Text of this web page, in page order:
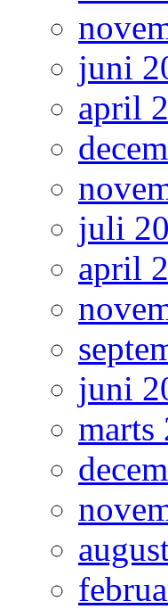
juni
april
juli
april
juni
marts